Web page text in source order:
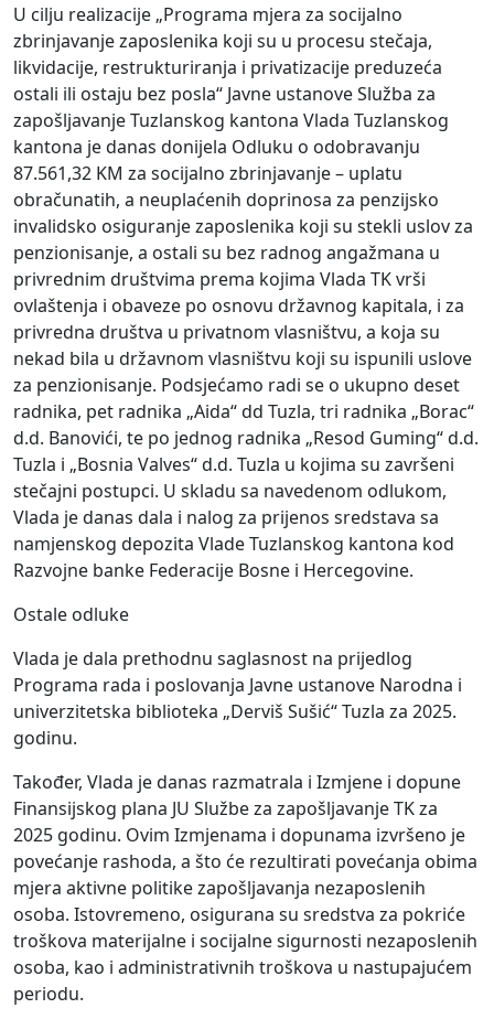
U cilju realizacije „Programa mjera za socijalno
zbrinjavanje zaposlenika koji su u procesu stečaja,
likvidacije, restrukturiranja i privatizacije preduzeća
ostali ili ostaju bez posla“ Javne ustanove Služba za
zapošljavanje Tuzlanskog kantona Vlada Tuzlanskog
kantona je danas donijela Odluku o odobravanju
87.561,32 KM za socijalno zbrinjavanje – uplatu
obračunatih, a neuplaćenih doprinosa za penzijsko
invalidsko osiguranje zaposlenika koji su stekli uslov za
penzionisanje, a ostali su bez radnog angažmana u
privrednim društvima prema kojima Vlada TK vrši
ovlaštenja i obaveze po osnovu državnog kapitala, i za
privredna društva u privatnom vlasništvu, a koja su
nekad bila u državnom vlasništvu koji su ispunili uslove
za penzionisanje. Podsjećamo radi se o ukupno deset
radnika, pet radnika „Aida“ dd Tuzla, tri radnika „Borac“
d.d. Banovići, te po jednog radnika „Resod Guming“ d.d.
Tuzla i „Bosnia Valves“ d.d. Tuzla u kojima su završeni
stečajni postupci. U skladu sa navedenom odlukom,
Vlada je danas dala i nalog za prijenos sredstava sa
namjenskog depozita Vlade Tuzlanskog kantona kod
Razvojne banke Federacije Bosne i Hercegovine.
Ostale odluke
Vlada je dala prethodnu saglasnost na prijedlog
Programa rada i poslovanja Javne ustanove Narodna i
univerzitetska biblioteka „Derviš Sušić“ Tuzla za 2025.
godinu.
Također, Vlada je danas razmatrala i Izmjene i dopune
Finansijskog plana JU Službe za zapošljavanje TK za
2025 godinu. Ovim Izmjenama i dopunama izvršeno je
povećanje rashoda, a što će rezultirati povećanja obima
mjera aktivne politike zapošljavanja nezaposlenih
osoba. Istovremeno, osigurana su sredstva za pokriće
troškova materijalne i socijalne sigurnosti nezaposlenih
osoba, kao i administrativnih troškova u nastupajućem
periodu.